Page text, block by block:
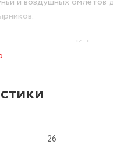
сковороды Kukmara с
покрытие
антипригарная
и долговечное — оно
продуктов от дна.
26